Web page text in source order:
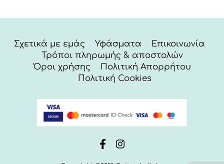
Σχετικά με εμάς Υφάσματα
Επικοινωνία
Τρόποι πληρωμής & αποστολών
Όροι χρήσης
Πολιτική Απορρήτου
Πολιτική Cookies